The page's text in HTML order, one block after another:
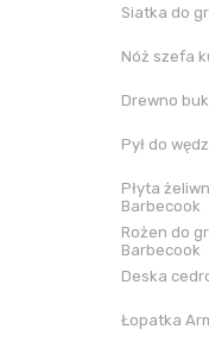
Siatka do
Nóż szefa
Drewno
Pył do
Płyta
Barbecook
Rożen do
Barbecook
Deska
Łopatka